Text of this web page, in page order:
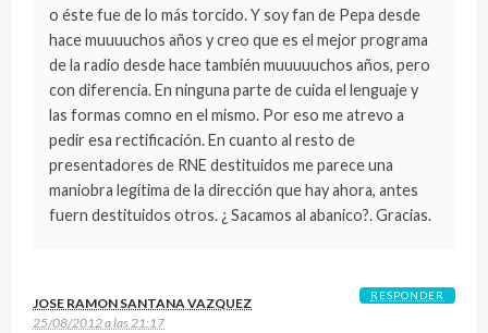
o éste fue de lo más torcido. Y soy fan de Pepa desde
hace muuuuchos años y creo que es el mejor programa
de la radio desde hace también muuuuuchos años, pero
con diferencia. En ninguna parte de cuida el lenguaje y
las formas comno en el mismo. Por eso me atrevo a
pedir esa rectificación. En cuanto al resto de
presentadores de RNE destituidos me parece una
maniobra legítima de la dirección que hay ahora, antes
fuern destituidos otros. ¿ Sacamos al abanico?. Gracias.
JOSE RAMON SANTANA VAZQUEZ
25/08/2012 a las 21:17
RESPONDER